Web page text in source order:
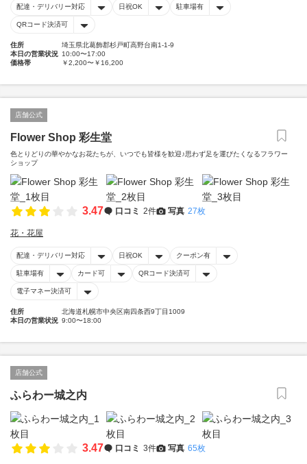
配達・デリバリー対応 日祝OK 駐車場有
QRコード決済可
住所
埼玉県北葛飾郡杉戸町高野台南1-1-9
本日の営業状況 10:00〜17:00
価格帯
￥2,200〜￥16,200
店舗公式
Flower Shop 彩生堂
色とりどりの華やかなお花たちが、いつでも皆様を歓迎♪思わず足を運びたくなるフラワー
ショップ
3.47 口コミ 2件 写真 27枚
花・花屋
配達・デリバリー対応 日祝OK クーポン有
駐車場有 カード可 QRコード決済可
電子マネー決済可
住所
北海道札幌市中央区南四条西9丁目1009
本日の営業状況 9:00〜18:00
店舗公式
ふらわー城之内
3.47 口コミ 3件 写真 65枚